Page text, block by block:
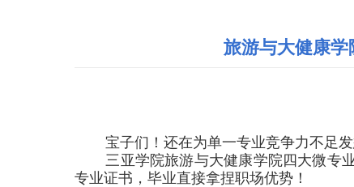
旅游与大健康学
宝子们！还在为单一专业竞争力不足
三亚学院旅游与大健康学院四大微专
专业证书，毕业直接拿捏职场优势！